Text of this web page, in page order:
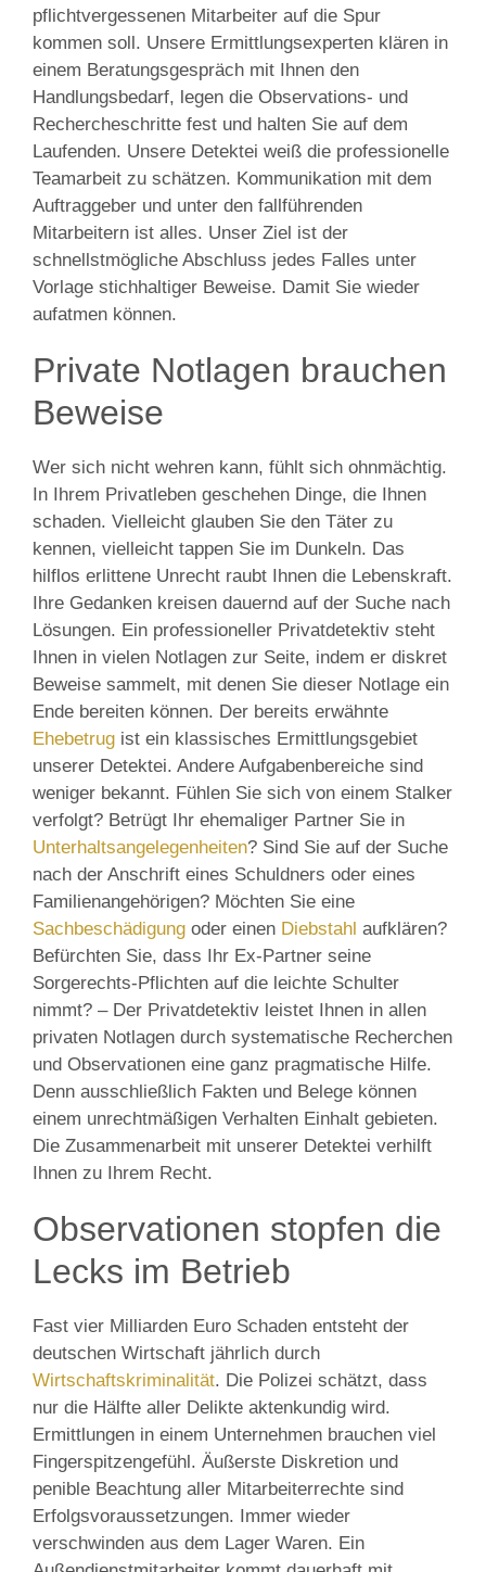
pflichtvergessenen Mitarbeiter auf die Spur
kommen soll. Unsere Ermittlungsexperten klären in
einem Beratungsgespräch mit Ihnen den
Handlungsbedarf, legen die Observations- und
Rechercheschritte fest und halten Sie auf dem
Laufenden. Unsere Detektei weiß die professionelle
Teamarbeit zu schätzen. Kommunikation mit dem
Auftraggeber und unter den fallführenden
Mitarbeitern ist alles. Unser Ziel ist der
schnellstmögliche Abschluss jedes Falles unter
Vorlage stichhaltiger Beweise. Damit Sie wieder
aufatmen können.
Private Notlagen brauchen
Beweise
Wer sich nicht wehren kann, fühlt sich ohnmächtig.
In Ihrem Privatleben geschehen Dinge, die Ihnen
schaden. Vielleicht glauben Sie den Täter zu
kennen, vielleicht tappen Sie im Dunkeln. Das
hilflos erlittene Unrecht raubt Ihnen die Lebenskraft.
Ihre Gedanken kreisen dauernd auf der Suche nach
Lösungen. Ein professioneller Privatdetektiv steht
Ihnen in vielen Notlagen zur Seite, indem er diskret
Beweise sammelt, mit denen Sie dieser Notlage ein
Ende bereiten können. Der bereits erwähnte
Ehebetrug ist ein klassisches Ermittlungsgebiet
unserer Detektei. Andere Aufgabenbereiche sind
weniger bekannt. Fühlen Sie sich von einem Stalker
verfolgt? Betrügt Ihr ehemaliger Partner Sie in
Unterhaltsangelegenheiten? Sind Sie auf der Suche
nach der Anschrift eines Schuldners oder eines
Familienangehörigen? Möchten Sie eine
Sachbeschädigung oder einen Diebstahl aufklären?
Befürchten Sie, dass Ihr Ex-Partner seine
Sorgerechts-Pflichten auf die leichte Schulter
nimmt? – Der Privatdetektiv leistet Ihnen in allen
privaten Notlagen durch systematische Recherchen
und Observationen eine ganz pragmatische Hilfe.
Denn ausschließlich Fakten und Belege können
einem unrechtmäßigen Verhalten Einhalt gebieten.
Die Zusammenarbeit mit unserer Detektei verhilft
Ihnen zu Ihrem Recht.
Observationen stopfen die
Lecks im Betrieb
Fast vier Milliarden Euro Schaden entsteht der
deutschen Wirtschaft jährlich durch
Wirtschaftskriminalität. Die Polizei schätzt, dass
nur die Hälfte aller Delikte aktenkundig wird.
Ermittlungen in einem Unternehmen brauchen viel
Fingerspitzengefühl. Äußerste Diskretion und
penible Beachtung aller Mitarbeiterrechte sind
Erfolgsvoraussetzungen. Immer wieder
verschwinden aus dem Lager Waren. Ein